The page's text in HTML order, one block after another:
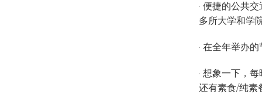
· 便捷的公共
多所大学和学
· 在全年举办
· 想象一下，
还有素食/纯素